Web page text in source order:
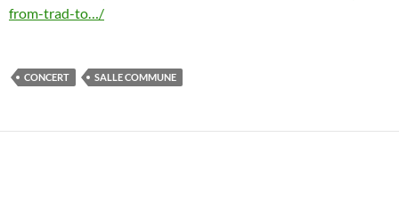
from-trad-to…/
CONCERT SALLE COMMUNE